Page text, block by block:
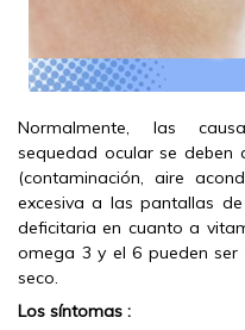
Normalmente, las
sequedad ocular se deben
(contaminación, aire
excesiva a las pantallas
deficitaria en cuanto a
omega 3 y el 6 pueden
seco.
Los síntomas :